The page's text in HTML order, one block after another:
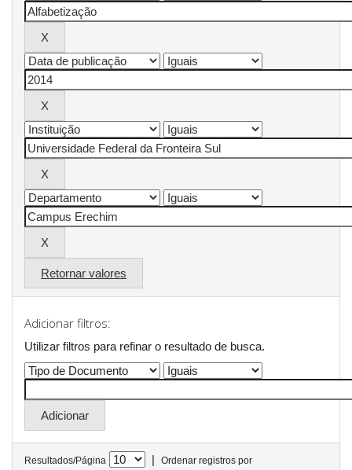
Retornar valores
Adicionar filtros:
Utilizar filtros para refinar o resultado de busca.
Resultados/Página |
Ordenar registros por